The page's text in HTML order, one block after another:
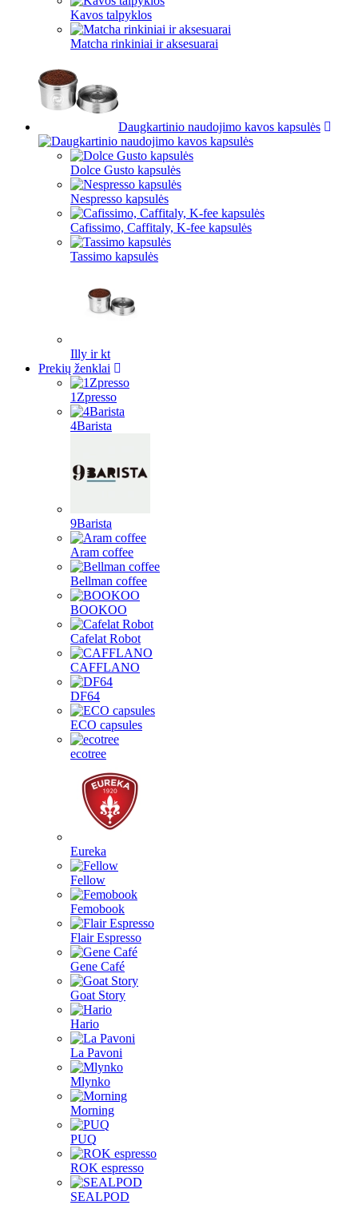
Kavos talpyklos
Matcha rinkiniai ir aksesuarai
Daugkartinio naudojimo kavos kapsulės
Dolce Gusto kapsulės
Nespresso kapsulės
Cafissimo, Caffitaly, K-fee kapsulės
Tassimo kapsulės
Illy ir kt
Prekių ženklai
1Zpresso
4Barista
9Barista
Aram coffee
Bellman coffee
BOOKOO
Cafelat Robot
CAFFLANO
DF64
ECO capsules
ecotree
Eureka
Fellow
Femobook
Flair Espresso
Gene Café
Goat Story
Hario
La Pavoni
Mlynko
Morning
PUQ
ROK espresso
SEALPOD